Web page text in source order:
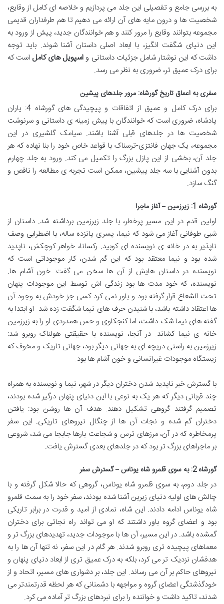
به بررسی جامع و تفصیلی این جلد می پردازیم و خلاصه ای کامل از وقایع،
شخصیت ها و درون مایه های آن ارائه می دهیم تا هم طرفداران قدیمی
مجموعه بتوانند وقایع را مرور کنند و هم خوانندگان جدید، پیش از ورود به
این دنیای شگفت انگیز، با ابعاد اصلی داستان آشنا شوند. باید توجه
داشت که این نوشتار شامل جزئیات داستانی و اسپویل های کامل است که
برای درک عمیق تر، ضروری به نظر می رسد.
سفری به اعماق تاریخ گورشاه: مرور جلدهای پیشین
برای درک کامل و عمیق از اتفاقات و پیچیدگی های گورشاه 4: یاران
پادشاه، ضروری است که خوانندگان با پیش زمینه ی داستانی و سرنوشت
شخصیت ها در جلدهای قبلی آشنا باشند. سیامک گلشیری در این
مجموعه، یک جهان فانتزی-ترسناک با قواعد خاص خود را بنا نهاده که هر
جلد آن، بخشی از این پازل بزرگ را تکمیل می کند. ورود به جلد چهارم
بدون آشنایی با سه جلد پیشین، ممکن است تجربه ی مطالعه را ناقص و
گنگ سازد.
گورشاه 1: زیرزمین – آغاز ماجرا
اولین قدم در این مسیر پرخطر، با جلد زیرزمین برداشته شد. داستان از
شبی طوفانی آغاز می شود که نیما، پسری پانزده ساله، با اضطرابی وصف
ناپذیر به در خانه ی نویسنده ای کوبید. رکسانا، خواهر کوچکش، ناپدید
شده بود و نیما معتقد بود که این گم شدن، کار موجوداتی است که
نویسنده در داستان هایش از آن ها سخن می گفت: خون آشام ها.
نویسنده، که خود مدت ها بود زندگی اش توسط این موجودات پنهان
تحت الشعاع قرار گرفته بود و باور نمی کرد کسی جز خودش به وجود آن
ها اعتقاد داشته باشد، با شنیدن حرف های نیما شگفت زده شد. او ابتدا به
گفته های نیما شک داشت، اما کنجکاوی و حس همدردی او را به زیرزمین
خانه ی نیما کشاند. در آنجا، نویسنده با حقیقتی هولناک روبرو شد:
زیرزمین به راستی دریچه ای به جهانی دیگر بود، جهانی تاریک و مخوف که
زیستگاه موجودات غیرانسانی و خون آشام ها بود.
با گسترش خبر ناپدید شدن دختران دیگر در شهر، نیما و نویسنده به همراه
چند قربانی دیگر که هر یک به نوعی با این دنیای پنهان درگیر شده بودند،
تصمیم گرفتند گروهی تشکیل دهند. هدف آن ها روشن بود: یافتن
دختران گم شده و نجات آن ها از چنگال نیروهای تاریکی. این سفر
پرمخاطره که در آن، مرزهای ترس و شجاعت بارها جابجا می شد، شروعی
بر ماجراهای بزرگ تر بود که در جلدهای بعدی گسترش یافت.
گورشاه 2: به سوی قلمرو شاه یوناس – گسترش سفر
در جلد دوم، به سوی قلمرو شاه یوناس، گروهی که حالا شکل گرفته و با
چالش های اولیه دنیای زیرین آشنا شده بودند، سفر خود را به سمت قلمرو
شاه یوناس ادامه دادند. این شاه، نمادی از امید و قدرت در برابر تاریکی
بود و اعضای گروه باور داشتند که او می تواند راه نجاتی برای دختران
گمشده باشد. در این مسیر، آن ها با موجودات جدید، تهدیدهای بزرگ تر و
معماهای پیچیده تری روبرو شدند. هر گام در این سفر، نه تنها آن ها را به
هدفشان نزدیک تر می کرد، بلکه به درک عمیق تری از ابعاد دنیای پنهان و
نیروهای حاکم بر آن می رساند. این جلد، بر دشواری های مسیر، اتحاد و از
خودگذشتگی اعضای گروه و مواجهه با دشمنانی که هر لحظه قدرتمندتر می
شدند، تاکید داشت و خواننده را برای نبردهای بزرگ تر آماده می کرد.